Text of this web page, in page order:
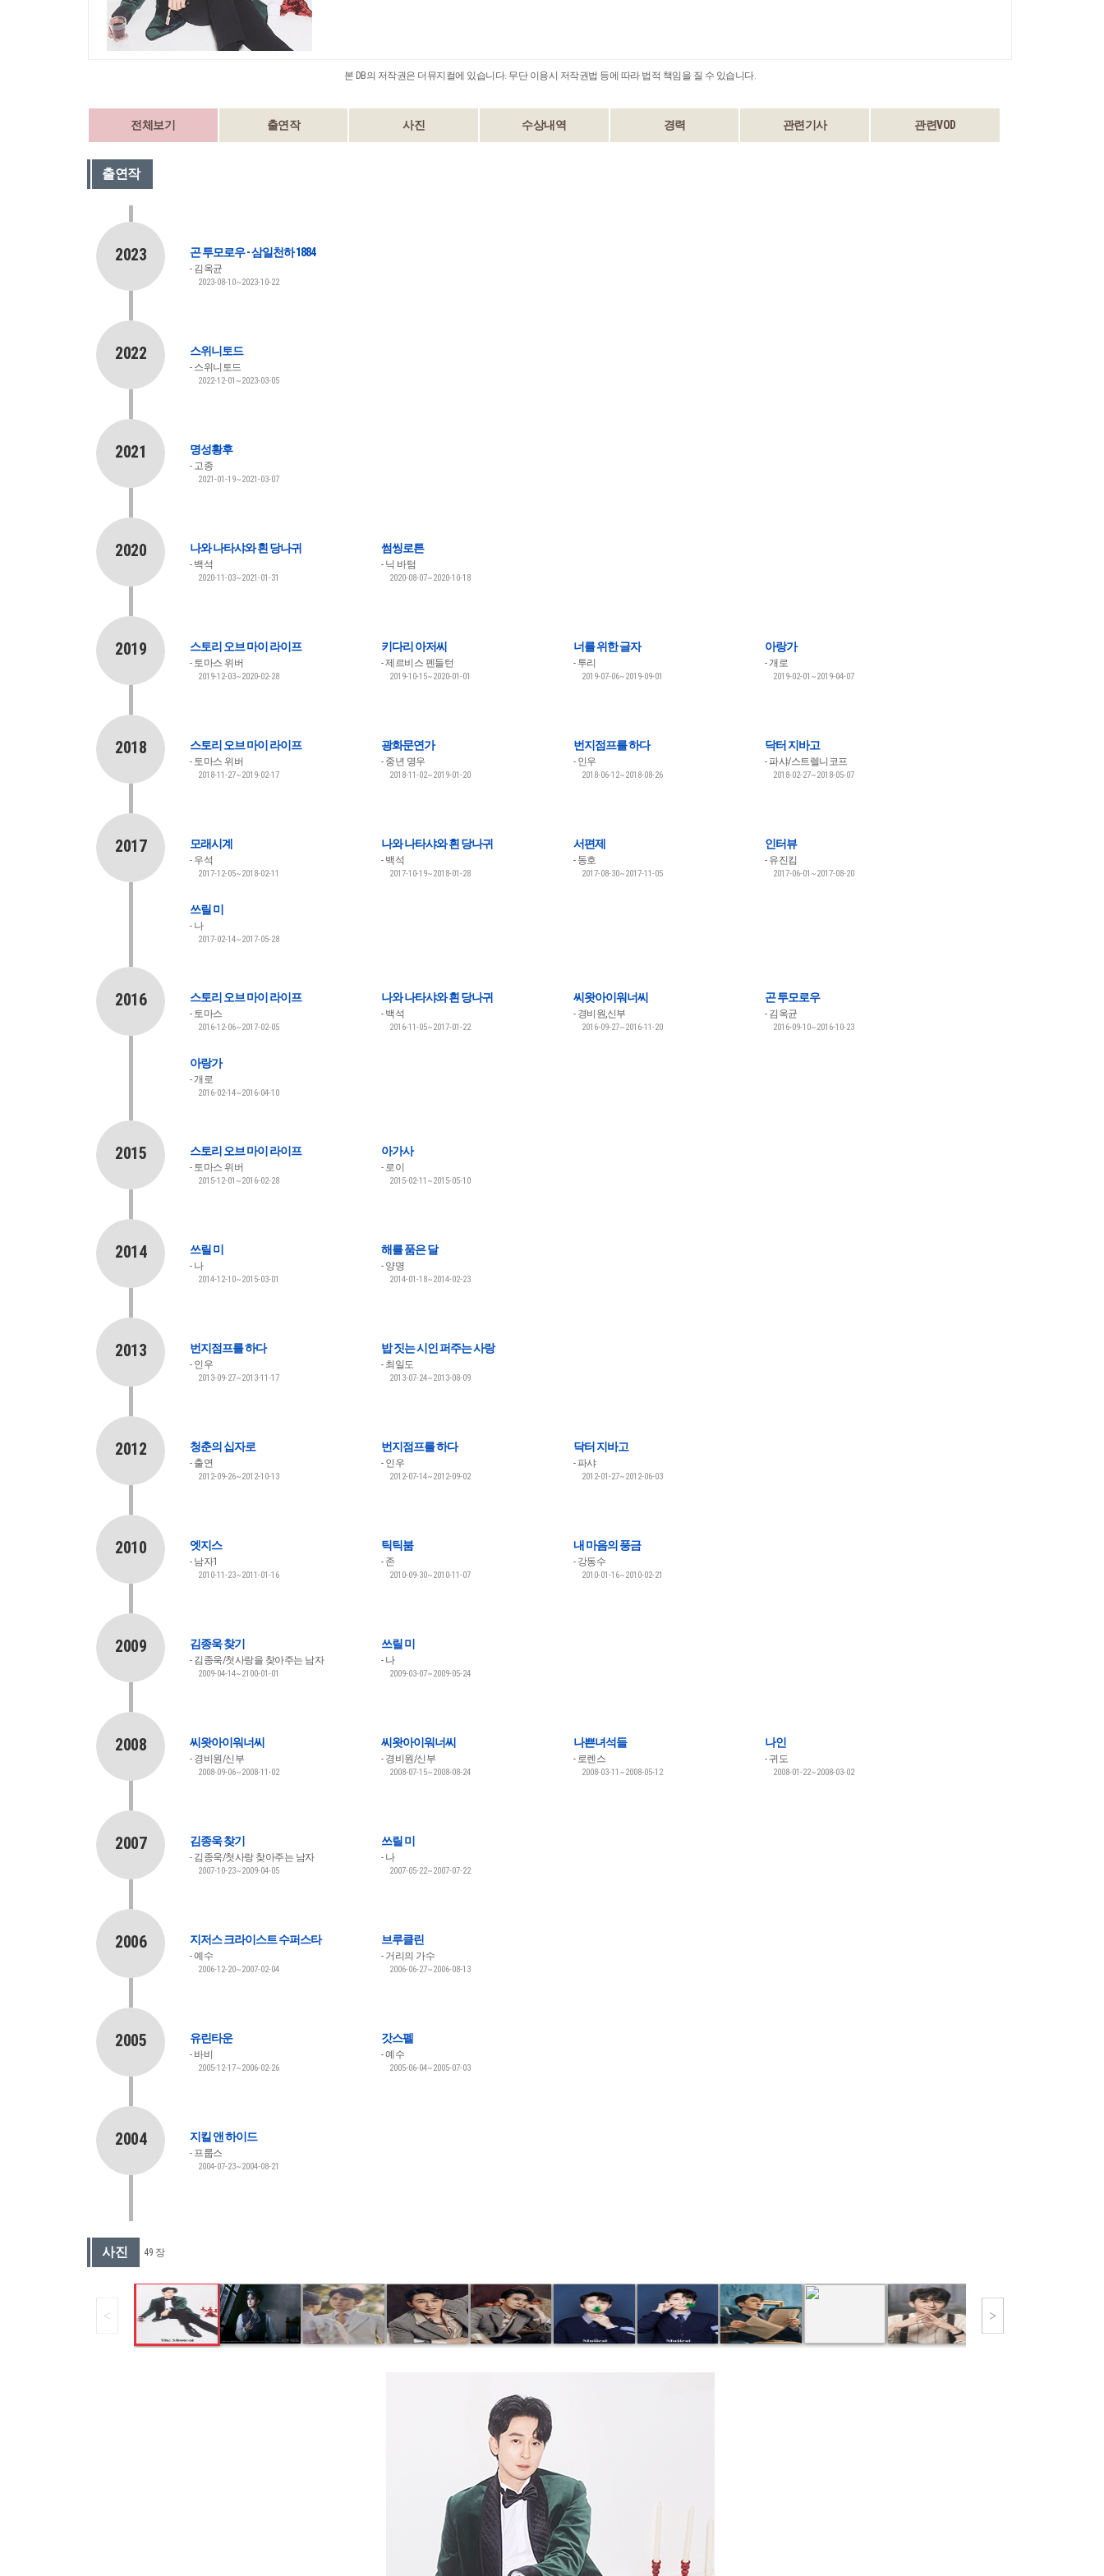
본 DB의 저작권은 더뮤지컬에 있습니다. 무단 이용시 저작권법 등에 따라 법적 책임을 질 수 있습니다.
전체보기 출연작 사진 수상내역 경력 관련기사 관련VOD
출연작
2023 곤 투모로우 - 삼일천하 1884
김옥균
2023-08-10~2023-10-22
2022 스위니토드
스위니토드
2022-12-01~2023-03-05
2021 명성황후
고종
2021-01-19~2021-03-07
2020 나와 나타샤와 흰 당나귀
백석
2020-11-03~2021-01-31
썸씽로튼
닉 바텀
2020-08-07~2020-10-18
2019 스토리 오브 마이 라이프
토마스 위버
2019-12-03~2020-02-28
키다리 아저씨
제르비스 펜들턴
2019-10-15~2020-01-01
너를 위한 글자
투리
2019-07-06~2019-09-01
아랑가
개로
2019-02-01~2019-04-07
2018 스토리 오브 마이 라이프
토마스 위버
2018-11-27~2019-02-17
광화문연가
중년 명우
2018-11-02~2019-01-20
번지점프를 하다
인우
2018-06-12~2018-08-26
닥터 지바고
파샤/스트렐니코프
2018-02-27~2018-05-07
2017 모래시계
우석
2017-12-05~2018-02-11
나와 나타샤와 흰 당나귀
백석
2017-10-19~2018-01-28
서편제
동호
2017-08-30~2017-11-05
인터뷰
유진킴
2017-06-01~2017-08-20
쓰릴 미
나
2017-02-14~2017-05-28
2016 스토리 오브 마이 라이프
토마스
2016-12-06~2017-02-05
나와 나타샤와 흰 당나귀
백석
2016-11-05~2017-01-22
씨왓아이워너씨
경비원,신부
2016-09-27~2016-11-20
곤 투모로우
김옥균
2016-09-10~2016-10-23
아랑가
개로
2016-02-14~2016-04-10
2015 스토리 오브 마이 라이프
토마스 위버
2015-12-01~2016-02-28
아가사
로이
2015-02-11~2015-05-10
2014 쓰릴 미
나
2014-12-10~2015-03-01
해를 품은 달
양명
2014-01-18~2014-02-23
2013 번지점프를 하다
인우
2013-09-27~2013-11-17
밥 짓는 시인 퍼주는 사랑
최일도
2013-07-24~2013-08-09
2012 청춘의 십자로
출연
2012-09-26~2012-10-13
번지점프를 하다
인우
2012-07-14~2012-09-02
닥터 지바고
파샤
2012-01-27~2012-06-03
2010 엣지스
남자1
2010-11-23~2011-01-16
틱틱붐
존
2010-09-30~2010-11-07
내 마음의 풍금
강동수
2010-01-16~2010-02-21
2009 김종욱 찾기
김종욱/첫사랑을 찾아주는 남자
2009-04-14~2100-01-01
쓰릴 미
나
2009-03-07~2009-05-24
2008 씨왓아이워너씨
경비원/신부
2008-09-06~2008-11-02
씨왓아이워너씨
경비원/신부
2008-07-15~2008-08-24
나쁜녀석들
로렌스
2008-03-11~2008-05-12
나인
귀도
2008-01-22~2008-03-02
2007 김종욱 찾기
김종욱/첫사랑 찾아주는 남자
2007-10-23~2009-04-05
쓰릴 미
나
2007-05-22~2007-07-22
2006 지저스 크라이스트 수퍼스타
예수
2006-12-20~2007-02-04
브루클린
거리의 가수
2006-06-27~2006-08-13
2005 유린타운
바비
2005-12-17~2006-02-26
갓스펠
예수
2005-06-04~2005-07-03
2004 지킬 앤 하이드
프룹스
2004-07-23~2004-08-21
사진 49 장